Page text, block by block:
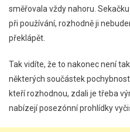
směřovala vždy nahoru.
při používání, rozhodně ji
překlápět.
Tak vidíte, že to nakonec není
některých součástek
kteří rozhodnou, zdali je třeba
nabízejí posezónní prohlídky